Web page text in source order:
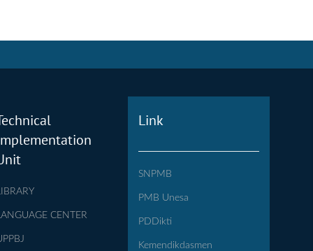
CENTER
Link
SNPMB
PMB Unesa
PDDikti
Kemendikdasmen